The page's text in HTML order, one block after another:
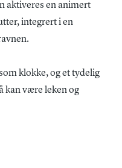
aktiveres en animert
integrert i en
klokke, og et tydelig
kan være leken og